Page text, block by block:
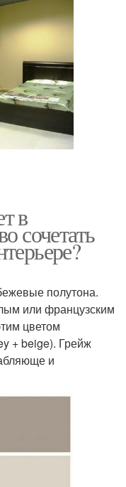
в
сочетать
полутона.
или французским
цветом
+ beige). Грейж
и